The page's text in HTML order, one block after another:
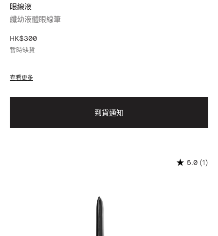
眼線液
纖幼液體眼線筆
HK$300
暫時缺貨
查看更多
到貨通知
5.0 (1)